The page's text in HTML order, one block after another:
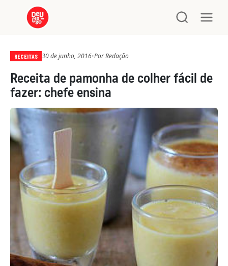
RECEITAS 30 de junho, 2016•PorRedação
Receita de pamonha de colher fácil de
fazer: chefe ensina